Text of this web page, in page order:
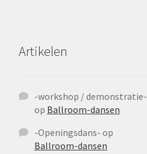
Artikelen
-workshop / demonstratie-
op Ballroom-dansen
-Openingsdans- op
Ballroom-dansen